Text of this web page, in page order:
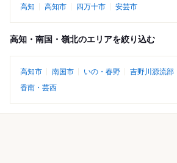
高知 高知市 四万十市 安芸市
高知・南国・嶺北のエリアを絞り込む
高知市 南国市 いの・春野 吉野川源流部
香南・芸西